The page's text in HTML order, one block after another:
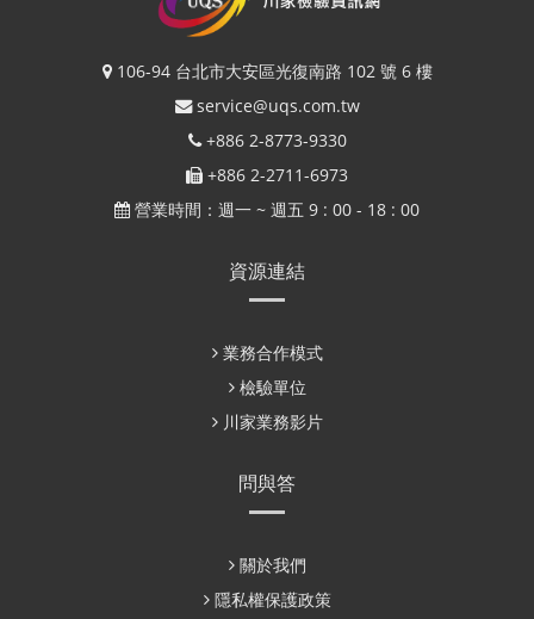
106-94 台北市大安區光復南路 102 號 6 樓
service@uqs.com.tw
+886 2-8773-9330
+886 2-2711-6973
營業時間：週一 ~ 週五 9 : 00 - 18 : 00
資源連結
業務合作模式
檢驗單位
川家業務影片
問與答
關於我們
隱私權保護政策